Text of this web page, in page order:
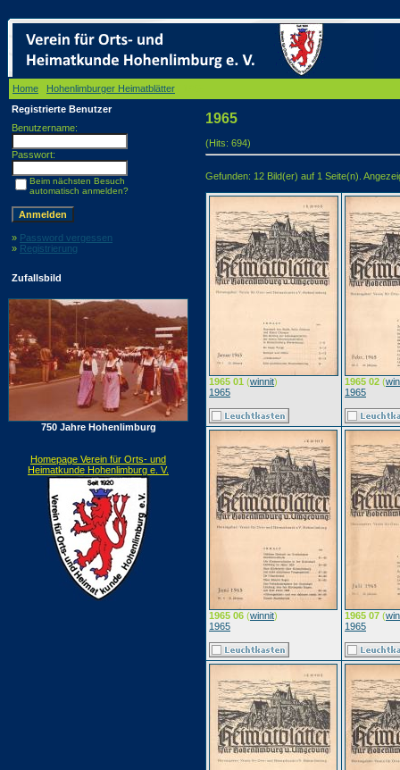
Home Hohenlimburger Heimatblätter
Registrierte Benutzer
Benutzername:
Passwort:
Beim nächsten Besuch
automatisch anmelden?
» Password vergessen
» Registrierung
Zufallsbild
750 Jahre Hohenlimburg
Homepage Verein für Orts- und
Heimatkunde Hohenlimburg e. V.
1965
(Hits: 694)
Gefunden: 12 Bild(er) auf 1 Seite(n).
1965 01 (winnit)
1965
1965 02 (
1965
1965 06 (winnit)
1965
1965 07 (
1965